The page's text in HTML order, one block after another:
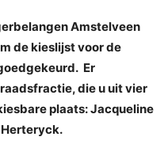
Amstelveen
de kieslijst voor de
Er
die u uit vier
plaats: Jacqueline